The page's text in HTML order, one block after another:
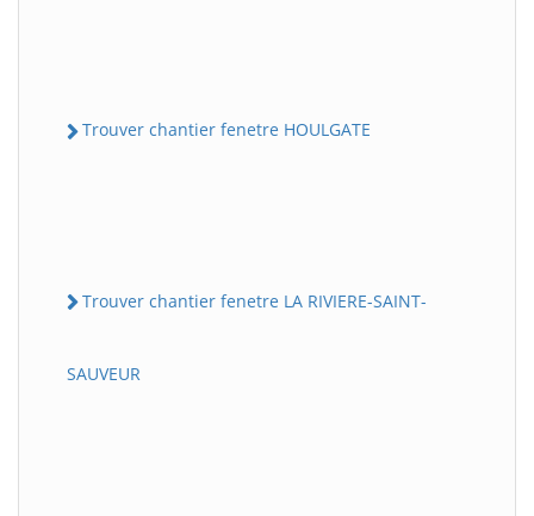
Trouver chantier fenetre HOULGATE
Trouver chantier fenetre LA RIVIERE-SAINT-
SAUVEUR